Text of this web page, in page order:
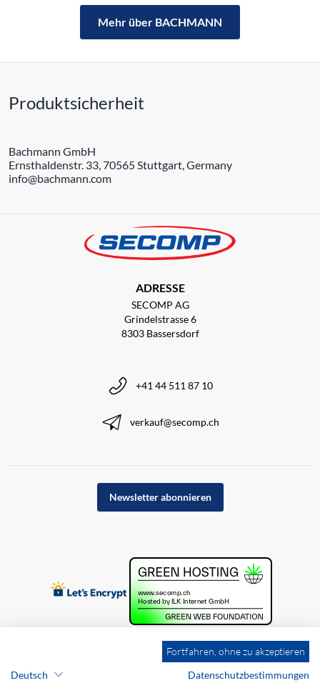
Mehr über BACHMANN
Produktsicherheit
Bachmann GmbH
Ernsthaldenstr. 33, 70565 Stuttgart, Germany
info@bachmann.com
ADRESSE
SECOMP AG
Grindelstrasse 6
8303 Bassersdorf
+41 44 511 87 10
verkauf@secomp.ch
Newsletter abonnieren
Fortfahren, ohne zu akzeptieren
Deutsch
Datenschutzbestimmungen